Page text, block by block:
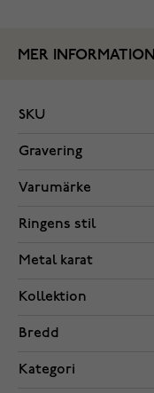
MER INFORMATION
SKU
Gravering
Varumärke
Ringens stil
Metal karat
Kollektion
Bredd
Kategori